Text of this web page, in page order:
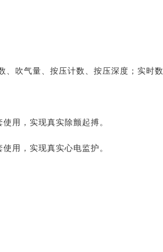
、吹气量、按压计数、按压深度；实时数
用，实现真实除颤起搏。
用，实现真实心电监护。